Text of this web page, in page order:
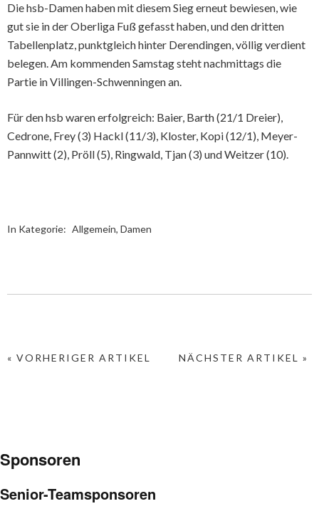
Die hsb-Damen haben mit diesem Sieg erneut bewiesen, wie
gut sie in der Oberliga Fuß gefasst haben, und den dritten
Tabellenplatz, punktgleich hinter Derendingen, völlig verdient
belegen. Am kommenden Samstag steht nachmittags die
Partie in Villingen-Schwenningen an.
Für den hsb waren erfolgreich: Baier, Barth (21/1 Dreier),
Cedrone, Frey (3) Hackl (11/3), Kloster, Kopi (12/1), Meyer-
Pannwitt (2), Pröll (5), Ringwald, Tjan (3) und Weitzer (10).
In Kategorie: Allgemein, Damen
NÄCHSTER ARTIKEL »
« VORHERIGER ARTIKEL
Sponsoren
Senior-Teamsponsoren